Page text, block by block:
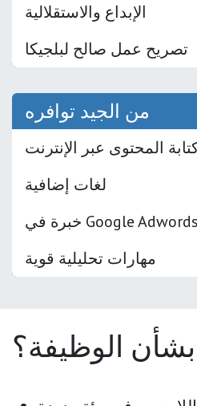
الإبداع والاستقلالية
تصريح عمل صالح لبلجيكا
من الجيد توافره
المحتوى عبر الإنترنت
لغات إضافية
خبرة في Google Adwords
مهارات تحليلية قوية
بشأن الوظيفة؟